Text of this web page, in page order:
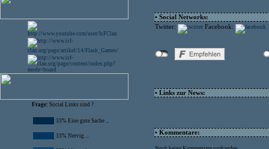
Frage: Social Links sind ?
33% Eine gute Sache ...
33% Nervig ...
• Social Networks:
Twitter:
Facebook:
• Links zur News:
• Kommentare: